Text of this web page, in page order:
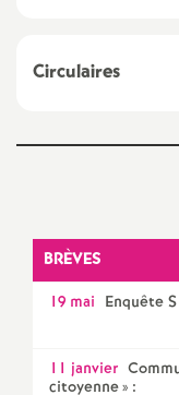
Circulaires
BRÈVES
19 mai Enquête
11 janvier
citoyenne» :